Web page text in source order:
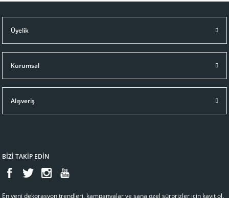
Üyelik
Kurumsal
Alışveriş
BİZİ TAKİP EDİN
En yeni dekorasyon trendleri, kampanyalar ve sana özel sürprizler için kayıt ol.